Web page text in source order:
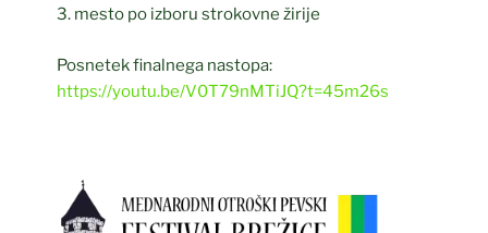
3. mesto po izboru strokovne žirije
Posnetek finalnega nastopa:
https://youtu.be/V0T79nMTiJQ?t=45m26s